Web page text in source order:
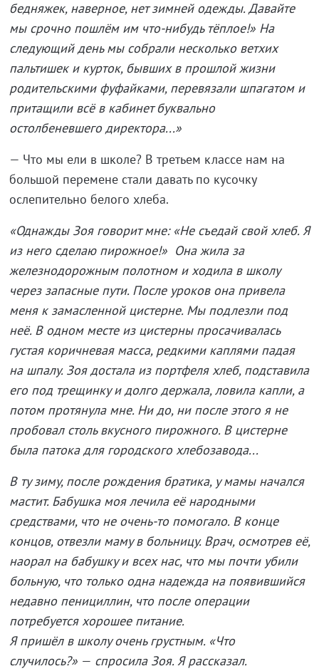
бедняжек, наверное, нет зимней одежды. Давайте
мы срочно пошлём им что-нибудь тёплое!» На
следующий день мы собрали несколько ветхих
пальтишек и курток, бывших в прошлой жизни
родительскими фуфайками, перевязали шпагатом и
притащили всё в кабинет буквально
остолбеневшего директора...»
— Что мы ели в школе? В третьем классе нам на
большой перемене стали давать по кусочку
ослепительно белого хлеба.
«Однажды Зоя говорит мне: «Не съедай свой хлеб. Я
из него сделаю пирожное!» Она жила за
железнодорожным полотном и ходила в школу
через запасные пути. После уроков она привела
меня к замасленной цистерне. Мы подлезли под
неё. В одном месте из цистерны просачивалась
густая коричневая масса, редкими каплями падая
на шпалу. Зоя достала из портфеля хлеб, подставила
его под трещинку и долго держала, ловила капли, а
потом протянула мне. Ни до, ни после этого я не
пробовал столь вкусного пирожного. В цистерне
была патока для городского хлебозавода...
В ту зиму, после рождения братика, у мамы начался
мастит. Бабушка моя лечила её народными
средствами, что не очень-то помогало. В конце
концов, отвезли маму в больницу. Врач, осмотрев её,
наорал на бабушку и всех нас, что мы почти убили
больную, что только одна надежда на появившийся
недавно пенициллин, что после операции
потребуется хорошее питание.
Я пришёл в школу очень грустным. «Что
случилось?» — спросила Зоя. Я рассказал.